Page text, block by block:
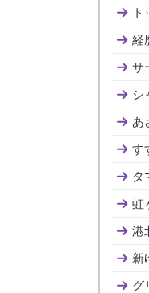
経
サ
シ
あ
す
タ
虹
港
新
グ